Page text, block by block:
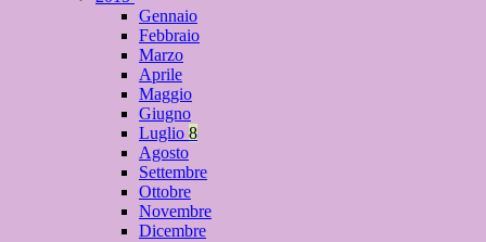
Gennaio
Febbraio
Marzo
Aprile
Maggio
Giugno
Luglio 8
Agosto
Settembre
Ottobre
Novembre
Dicembre